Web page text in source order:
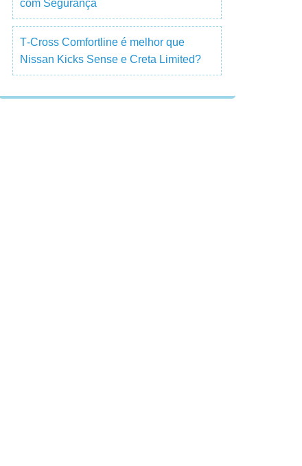
com Segurança
T‑Cross Comfortline é melhor que
Nissan Kicks Sense e Creta Limited?